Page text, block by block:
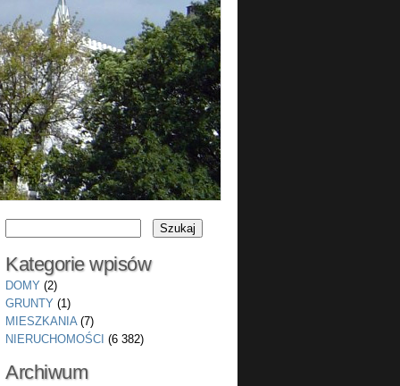
Kategorie wpisów
DOMY (2)
GRUNTY (1)
MIESZKANIA(7)
NIERUCHOMOŚCI (6 382)
Archiwum